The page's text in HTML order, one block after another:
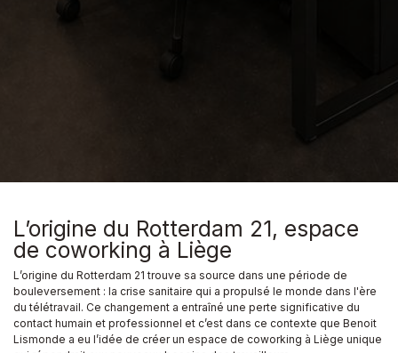
L’origine du Rotterdam 21, espace
de coworking à Liège
L’origine du Rotterdam 21 trouve sa source dans une période de
bouleversement : la crise sanitaire qui a propulsé le monde dans l'ère
du télétravail. Ce changement a entraîné une perte significative du
contact humain et professionnel et c’est dans ce contexte que Benoit
Lismonde a eu l’idée de créer un espace de coworking à Liège unique